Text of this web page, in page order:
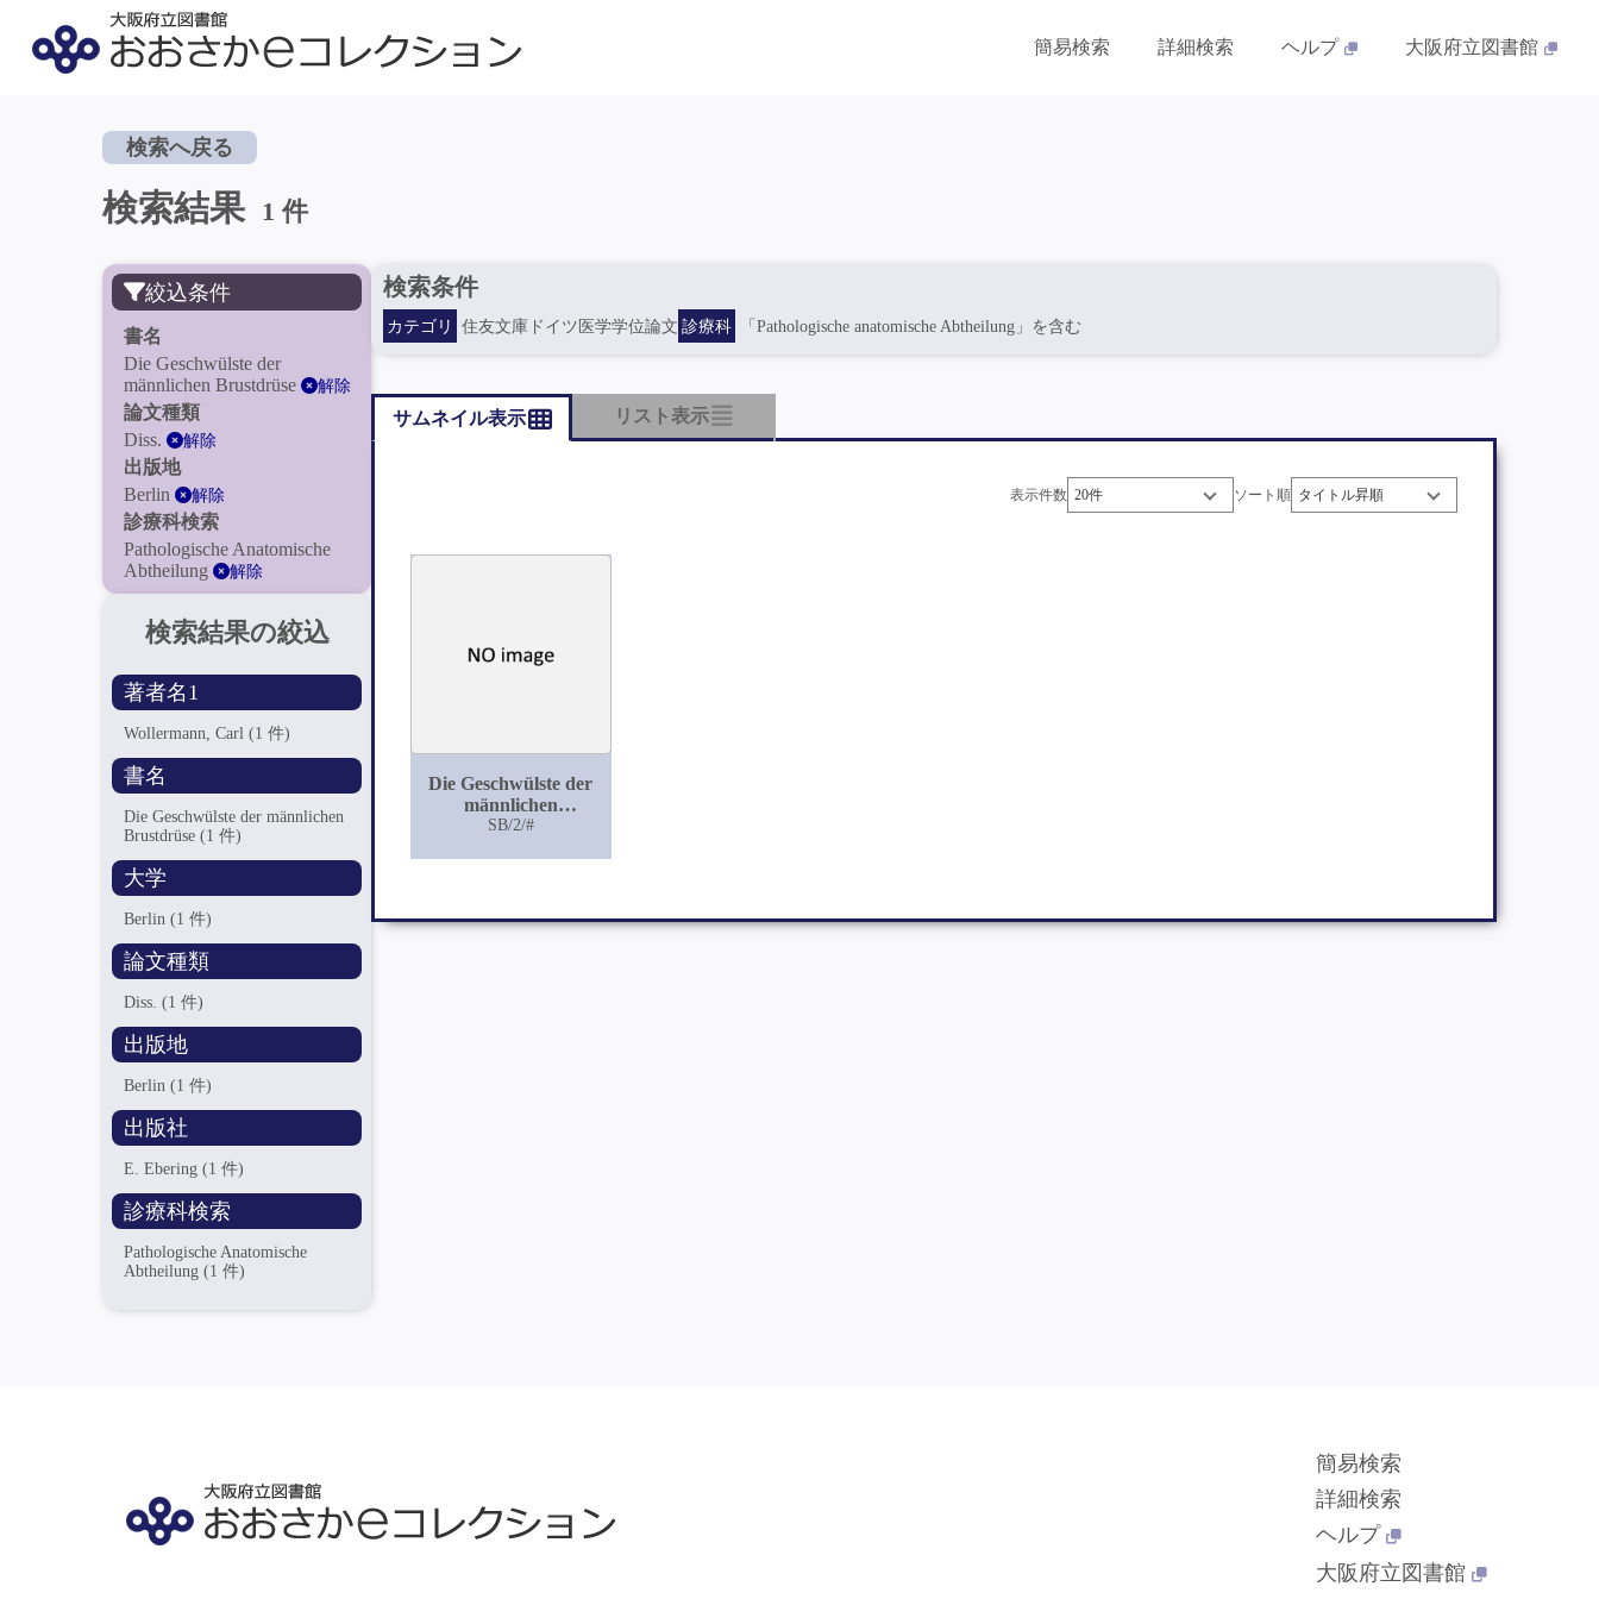
簡易検索 詳細検索 ヘルプ 大阪府立図書館
検索へ戻る
検索結果 1 件
絞込条件
書名
Die Geschwülste der
männlichen Brustdrüse
解除
論文種類
Diss.
解除
出版地
Berlin
解除
診療科検索
Pathologische Anatomische
Abtheilung
解除
検索結果の絞込
著者名1
Wollermann, Carl(1 件)
書名
Die Geschwülste der männlichen
Brustdrüse(1 件)
大学
Berlin(1 件)
論文種類
Diss.(1 件)
出版地
Berlin(1 件)
出版社
E. Ebering(1 件)
診療科検索
Pathologische Anatomische
Abtheilung(1 件)
検索条件
カテゴリ 住友文庫ドイツ医学学位論文 診療科 「Pathologische anatomische Abtheilung」を含む
サムネイル表示 リスト表示
表示件数 ソート順
Die Geschwülste der
männlichen
Brustdrüse
SB/2/#
簡易検索
詳細検索
ヘルプ
大阪府立図書館